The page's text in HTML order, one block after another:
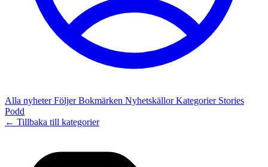
Alla nyheterFöljerBokmärken NyhetskällorKategorier Stories
Podd
← Tillbaka till kategorier